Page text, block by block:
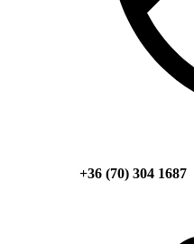
+36 (70) 304 1687